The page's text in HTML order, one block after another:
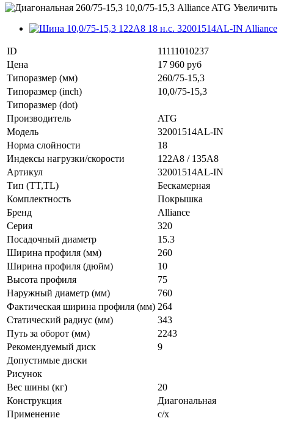
Увеличить
ID
11111010237
Цена
17 960 руб
Типоразмер (мм)
260/75-15,3
Типоразмер (inch)
10,0/75-15,3
Типоразмер (dot)
Производитель
ATG
Модель
32001514AL-IN
Норма слойности
18
Индексы нагрузки/скорости
122A8 / 135A8
Артикул
32001514AL-IN
Тип (TT,TL)
Бескамерная
Комплектность
Покрышка
Бренд
Alliance
Серия
320
Посадочный диаметр
15.3
Ширина профиля (мм)
260
Ширина профиля (дюйм)
10
Высота профиля
75
Наружный диаметр (мм)
760
Фактическая ширина профиля (мм) 264
Статический радиус (мм)
343
Путь за оборот (мм)
2243
Рекомендуемый диск
9
Допустимые диски
Рисунок
Вес шины (кг)
20
Конструкция
Диагональная
Применение
с/х